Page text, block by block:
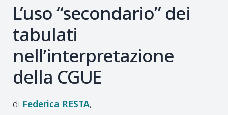
L’uso “secondario” dei
tabulati
nell’interpretazione
della CGUE
Federica RESTA